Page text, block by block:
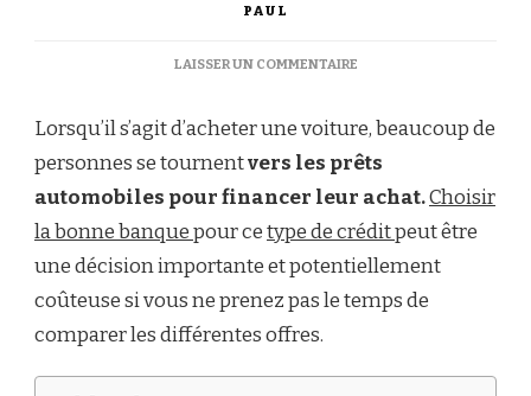
PAUL
LAISSER UN COMMENTAIRESUR
SA
BANQUE
POUR
UN
PRÊT
AUTO
?
Lorsqu’il s’agit d’acheter une voiture, beaucoup de
personnes se tournentvers les prêts
automobiles pour financer leur achat.Choisir
la bonne banquepour cetype de créditpeut être
une décision importante et potentiellement
coûteuse si vous ne prenez pas le temps de
comparer les différentes offres.